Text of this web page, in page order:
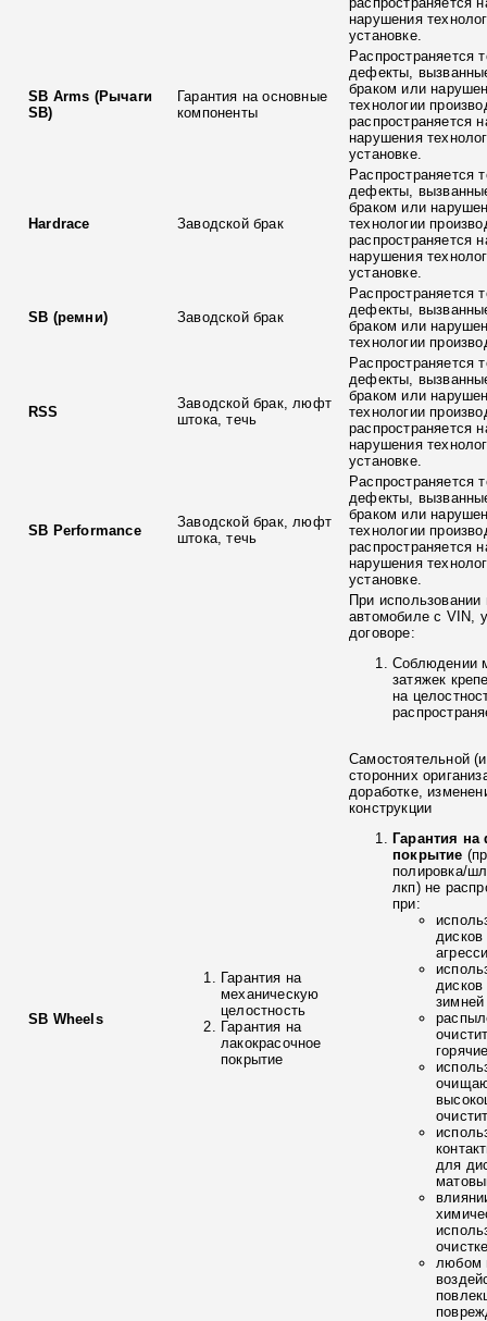
нарушения
установке.
SB Arms (Рычаги
SB)
Гарантия на основные
компоненты
Распространяется
дефекты,
браком или
технологии
распространяется
нарушения
установке.
Hardrace Заводской брак
Распространяется
дефекты,
браком или
технологии
распространяется
нарушения
установке.
SB (ремни) Заводской брак
Распространяется
дефекты,
браком или
технологии
RSS
Заводской брак, люфт
штока, течь
Распространяется
дефекты,
браком или
технологии
распространяется
нарушения
установке.
SB Performance
Заводской брак, люфт
штока, течь
Распространяется
дефекты,
браком или
технологии
распространяется
нарушения
установке.
SB Wheels
Гарантия на
механическую
целостность
Гарантия на
лакокрасочное
покрытие
При использовании
автомобиле с VIN,
договоре:
Соблюдении
затяжек
на
Самостоятельной
сторонних
доработке,
конструкции
Гарантия
покрытие
полировка/
лкп) не
при:
зимней
для
любом